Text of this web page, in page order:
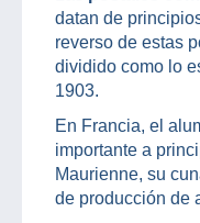
datan de
reverso de estas
dividido como lo
1903.
En Francia, el
importante a
Maurienne, su
de producción de